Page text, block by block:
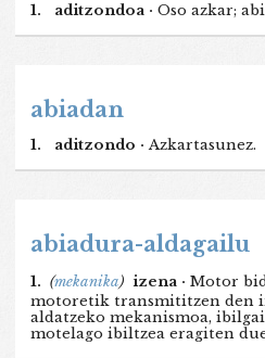
1. aditzondoa · Oso azkar;
abiadan
1. aditzondo · Azkartasunez.
abiadura-aldagailu
1. (mekanika) izena · Motor
motoretik transmititzen den
aldatzeko mekanismoa,
motelago ibiltzea eragiten